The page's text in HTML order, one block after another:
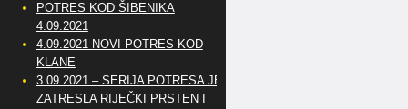
POTRES KOD ŠIBENIKA
4.09.2021
4.09.2021 NOVI POTRES KOD
KLANE
3.09.2021 – SERIJA POTRESA JE
ZATRESLA RIJEČKI PRSTEN I